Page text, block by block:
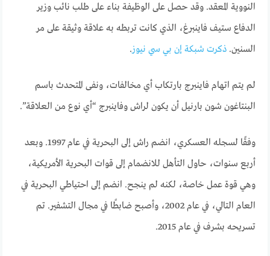
النووية المعقد. وقد حصل على الوظيفة بناء على طلب نائب وزير
الدفاع ستيف فاينبرغ، الذي كانت تربطه به علاقة وثيقة على مر
السنين.ذكرت شبكة إن بي سي نيوز.
لم يتم اتهام فاينبرج بارتكاب أي مخالفات، ونفى المتحدث باسم
البنتاغون شون بارنيل أن يكون لراش وفاينبرج “أي نوع من العلاقة”.
وفقًا لسجله العسكري، انضم راش إلى البحرية في عام 1997. وبعد
أربع سنوات، حاول التأهل للانضمام إلى قوات البحرية الأمريكية،
وهي قوة عمل خاصة، لكنه لم ينجح. انضم إلى احتياطي البحرية في
العام التالي، في عام 2002، وأصبح ضابطًا في مجال التشفير. تم
تسريحه بشرف في عام 2015.